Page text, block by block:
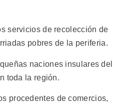
servicios de recolección de
pobres de la periferia.
naciones insulares del
toda la región.
procedentes de comercios,